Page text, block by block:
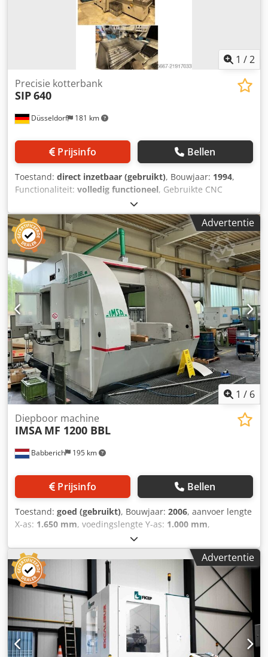
1 /2
Düsseldorf 181 km
Precisie kotterbank
SIP640
Prijsinfo Bellen
Toestand: direct inzetbaar (gebruikt), Bouwjaar: 1994,
Functionaliteit: volledig functioneel, Gebruikte CNC
coördinatenboormachine SIP 640 FANUC besturing
Inclusief 80 stuks gereedschaphouder Dedoy R Nnljpfx
Aqwekr Demontage en verlading zijn voor rekening van de
koper.
Advertentie
1 / 6
Babberich 195 km
Diepboor machine
IMSA MF 1200 BBL
Prijsinfo Bellen
Toestand: goed (gebruikt), Bouwjaar: 2006, aanvoer lengte
X-as: 1.650 mm, voedingslengte Y-as: 1.000 mm,
Langgatboormachine Imsa - MF 1200 BBL Dkodpfjwyup Tjx
Aqwer MACH-ID 9176 Merk: Imsa Type: MF 1200 BBL
Besturing: SELCA S4045 Bouwjaar: 2006 Max.
boorcapaciteit Ø staal: 5 - 40mm Verplaatsing X - as:
1650mm Verplaatsing Y - as: 1000mm Verplaatsing W - as:
500mm Tafel afmeting lengte x breedte / of ø:1200 x
1500mm Spindel pinole opname Mk: SK40Mk Toeren -
Range: 4200Rpm Lengte: 6500mm Breedte: 3800mm
Hoogte: 3400mm Gewicht: 6500kg
Advertentie